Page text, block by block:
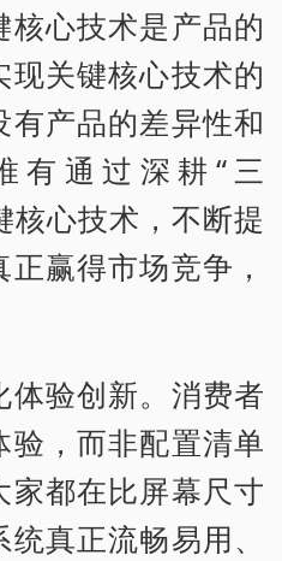
心技术是产品的
现关键核心技术的
产品的差异性和
有通过深耕“三
核心技术，不断提
赢得市场竞争，
验创新。消费者
，而非配置清单
都在比屏幕尺寸
真正流畅易用、